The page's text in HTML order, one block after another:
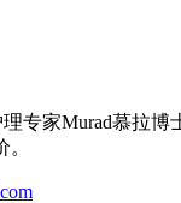
专家Murad慕拉